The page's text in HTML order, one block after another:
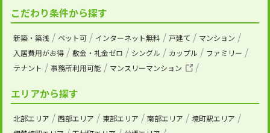
こだわり条件から探す
新築・築浅 ペット可 インターネット無料 戸建て
マンション
入居費用がお得
敷金・礼金ゼロ シングル カップル
ファミリー
テナント
事務所利用可能 マンスリーマンション
エリアから探す
北部エリア 西部エリア 東部エリア 南部エリア
境町駅エリア